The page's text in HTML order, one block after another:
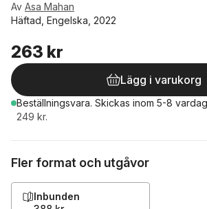
Av Asa Mahan
Häftad, Engelska, 2022
263 kr
Lägg i varukorg
Beställningsvara. Skickas inom 5-8
249 kr.
Fler format och utgåvor
Inbunden